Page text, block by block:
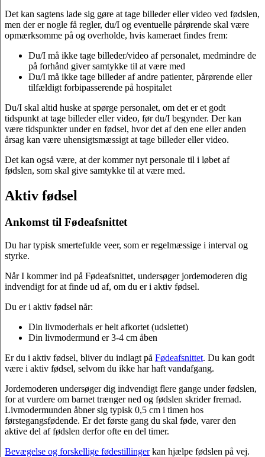
Det kan sagtens lade sig gøre at tage billeder eller video ved fødslen,
men der er nogle få regler, du/I og eventuelle pårørende skal være
opmærksomme på og overholde, hvis kameraet findes frem:
Du/I må ikke tage billeder/video af personalet, medmindre de
på forhånd giver samtykke til at være med
Du/I må ikke tage billeder af andre patienter, pårørende eller
tilfældigt forbipasserende på hospitalet
Du/I skal altid huske at spørge personalet, om det er et godt
tidspunkt at tage billeder eller video, før du/I begynder. Der kan
være tidspunkter under en fødsel, hvor det af den ene eller anden
årsag kan være uhensigtsmæssigt at tage billeder eller video.
Det kan også være, at der kommer nyt personale til i løbet af
fødslen, som skal give samtykke til at være med.
Aktiv fødsel
Ankomst til Fødeafsnittet
Du har typisk smertefulde veer, som er regelmæssige i interval og
styrke.
Når I kommer ind på Fødeafsnittet, undersøger jordemoderen dig
indvendigt for at finde ud af, om du er i aktiv fødsel.
Du er i aktiv fødsel når:
Din livmoderhals er helt afkortet (udslettet)
Din livmodermund er 3-4 cm åben
Er du i aktiv fødsel, bliver du indlagt på Fødeafsnittet. Du kan godt
være i aktiv fødsel, selvom du ikke har haft vandafgang.
Jordemoderen undersøger dig indvendigt flere gange under fødslen,
for at vurdere om barnet trænger ned og fødslen skrider fremad.
Livmodermunden åbner sig typisk 0,5 cm i timen hos
førstegangsfødende. Er det første gang du skal føde, varer den
aktive del af fødslen derfor ofte en del timer.
Bevægelse og forskellige fødestillingerkan hjælpe fødslen på vej.